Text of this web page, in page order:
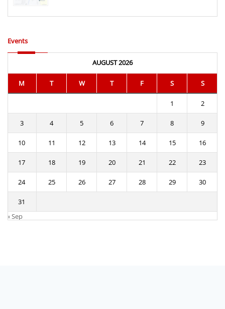
new
Events
AUGUST 2026
M T W T F S S
1 2
3 4 5 6 7 8 9
10 11 12 13 14 15 16
17 18 19 20 21 22 23
24 25 26 27 28 29 30
31
« Sep